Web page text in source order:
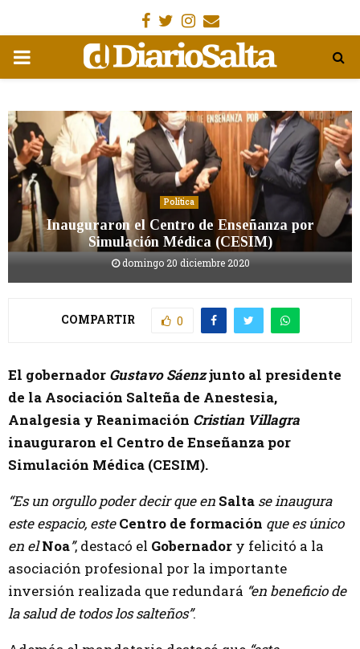
Facebook
Gorjeo
Instagram
Email
MENÚ
Política
Inauguraron el Centro de Enseñanza por
Simulación Médica (CESIM)
domingo 20 diciembre 2020
COMPARTIR 0
El gobernador Gustavo Sáenzjunto al presidente
de la Asociación Salteña de Anestesia,
Analgesia y Reanimación Cristian Villagra
inauguraron el Centro de Enseñanza por
Simulación Médica (CESIM).
“Es un orgullo poder decir que en Salta se inaugura
este espacio, esteCentro de formación que es único
en elNoa”, destacó el Gobernador y felicitó a la
asociación profesional por la importante
inversión realizada que redundará “en beneficio de
la salud de todos los salteños”.